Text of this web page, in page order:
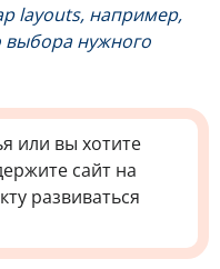
layouts, например,
выбора нужного
или вы хотите
сайт на
развиваться